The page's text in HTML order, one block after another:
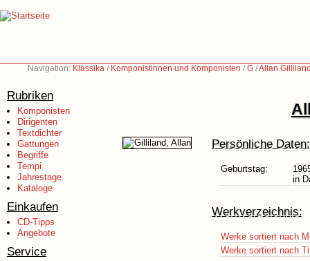
Navigation: Klassika / Komponistinnen und Komponisten /G /Allan
Rubriken
Komponisten
Dirigenten
Textdichter
Gattungen
Begriffe
Tempi
Jahrestage
Kataloge
Einkaufen
CD-Tipps
Angebote
Service
Persönliche Daten:
Geburtstag:
in
Werkverzeichnis:
Werke sortiert nach
Werke sortiert nach